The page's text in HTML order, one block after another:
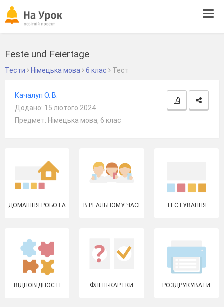
Feste und Feiertage
Тести Німецька мова 6 клас Тест
Качалуп О. В.
Додано: 15 лютого 2024
Предмет: Німецька мова, 6 клас
ДОМАШНЯ РОБОТА В РЕАЛЬНОМУ ЧАСІ ТЕСТУВАННЯ
ВІДПОВІДНОСТІ ФЛЕШ-КАРТКИ РОЗДРУКУВАТИ